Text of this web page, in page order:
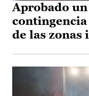
Aprobado
de las zonas